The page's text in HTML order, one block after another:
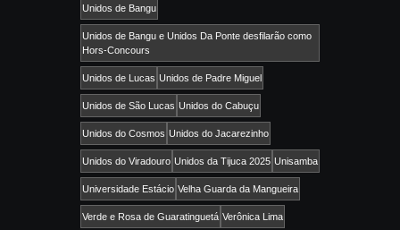
Unidos de Bangu
Unidos de Bangu e Unidos Da Ponte desfilarão como
Hors-Concours
Unidos de Lucas Unidos de Padre Miguel
Unidos de São Lucas Unidos do Cabuçu
Unidos do Cosmos Unidos do Jacarezinho
Unidos do Viradouro Unidos da Tijuca 2025 Unisamba
Universidade Estácio Velha Guarda da Mangueira
Verde e Rosa de Guaratinguetá Verônica Lima